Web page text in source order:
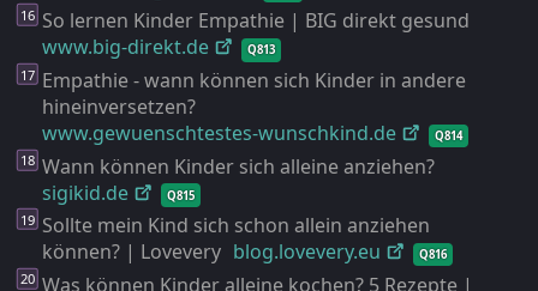
So lernen Kinder Empathie | BIG direkt gesund
www.big-direkt.de Q813
Empathie - wann können sich Kinder in andere
hineinversetzen?
www.gewuenschtestes-wunschkind.de Q814
Wann können Kinder sich alleine anziehen?
sigikid.de
Q815
Sollte mein Kind sich schon allein anziehen
können? | Lovevery blog.lovevery.eu Q816
Was können Kinder alleine kochen? 5 Rezepte |